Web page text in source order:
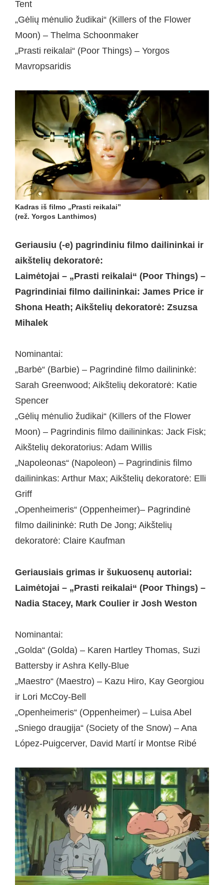
Tent
„Gėlių mėnulio žudikai“ (Killers of the Flower
Moon) – Thelma Schoonmaker
„Prasti reikalai“ (Poor Things) – Yorgos
Mavropsaridis
Kadras iš filmo „Prasti reikalai”
(rež. Yorgos Lanthimos)
Geriausiu (-e) pagrindiniu filmo dailininkai ir
aikštelių dekoratorė:
Laimėtojai – „Prasti reikalai“ (Poor Things) –
Pagrindiniai filmo dailininkai: James Price ir
Shona Heath; Aikštelių dekoratorė: Zsuzsa
Mihalek
Nominantai:
„Barbė“ (Barbie) – Pagrindinė filmo dailininkė:
Sarah Greenwood; Aikštelių dekoratorė: Katie
Spencer
„Gėlių mėnulio žudikai“ (Killers of the Flower
Moon) – Pagrindinis filmo dailininkas: Jack Fisk;
Aikštelių dekoratorius: Adam Willis
„Napoleonas“ (Napoleon) – Pagrindinis filmo
dailininkas: Arthur Max; Aikštelių dekoratorė: Elli
Griff
„Openheimeris“ (Oppenheimer)– Pagrindinė
filmo dailininkė: Ruth De Jong; Aikštelių
dekoratorė: Claire Kaufman
Geriausiais grimas ir šukuosenų autoriai:
Laimėtojai – „Prasti reikalai“ (Poor Things) –
Nadia Stacey, Mark Coulier ir Josh Weston
Nominantai:
„Golda“ (Golda) – Karen Hartley Thomas, Suzi
Battersby ir Ashra Kelly-Blue
„Maestro“ (Maestro) – Kazu Hiro, Kay Georgiou
ir Lori McCoy-Bell
„Openheimeris“ (Oppenheimer) – Luisa Abel
„Sniego draugija“ (Society of the Snow) – Ana
López-Puigcerver, David Martí ir Montse Ribé